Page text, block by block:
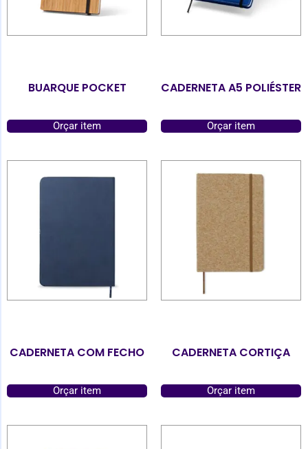
BUARQUE POCKET
Orçar item
CADERNETA A5 POLIÉSTER
Orçar item
CADERNETA COM FECHO
Orçar item
CADERNETA CORTIÇA
Orçar item